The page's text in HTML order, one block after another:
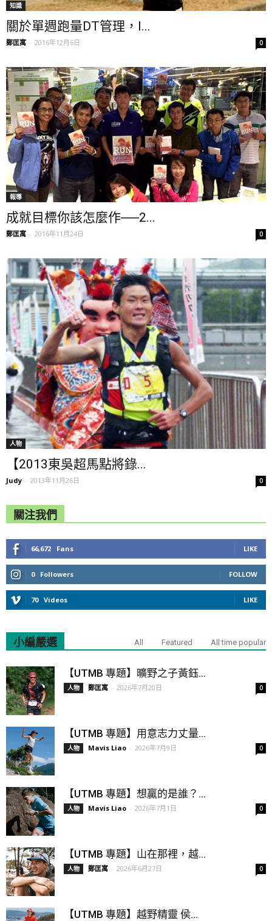
知識
關於單週跑量DT管理，I...
鄭匡寓 - 2016年12月6日 0
報導
成就目標你該怎麼作──2...
鄭匡寓 - 2016年11月24日 0
人物
【2013東吳超馬點將錄...
Judy - 2013年11月26日 0
關注我們
66,672 Fans LIKE
0 Followers FOLLOW
70 Videos LIKE
小編嚴選 All Featured All time popular
【UTMB 專題】曠野之子黃鈺...
人物 鄭匡寓 - 2026年7月20日 0
【UTMB 專題】用意志力丈量...
人物 Mavis Liao - 2026年7月9日 0
【UTMB 專題】想贏的是誰？...
人物 Mavis Liao - 2026年7月1日 0
【UTMB 專題】山在那裡，越...
人物 鄭匡寓 - 2026年6月27日 0
【UTMB 專題】越野精靈 侯...